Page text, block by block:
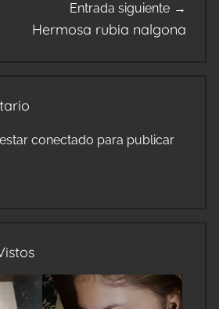
Entrada siguiente
Hermosa rubia nalgona
conectado para publicar